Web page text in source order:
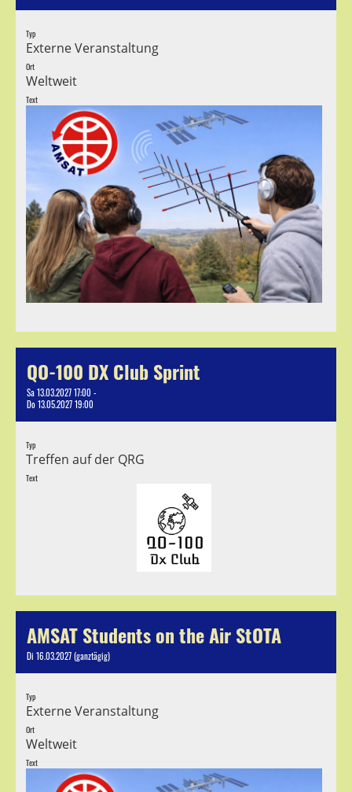
Typ
Externe Veranstaltung
Ort
Weltweit
Text
QO-100 DX Club Sprint
Sa 13.03.2027 17:00 -
Do 13.05.2027 19:00
Typ
Treffen auf der QRG
Text
AMSAT Students on the Air StOTA
Di 16.03.2027 (ganztägig)
Typ
Externe Veranstaltung
Ort
Weltweit
Text